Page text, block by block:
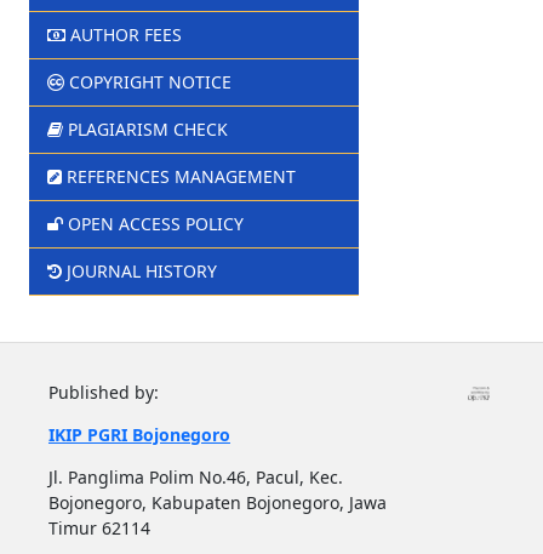
AUTHOR FEES
COPYRIGHT NOTICE
PLAGIARISM CHECK
REFERENCES MANAGEMENT
OPEN ACCESS POLICY
JOURNAL HISTORY
Published by:
IKIP PGRI Bojonegoro
Jl. Panglima Polim No.46, Pacul, Kec.
Bojonegoro, Kabupaten Bojonegoro, Jawa
Timur 62114